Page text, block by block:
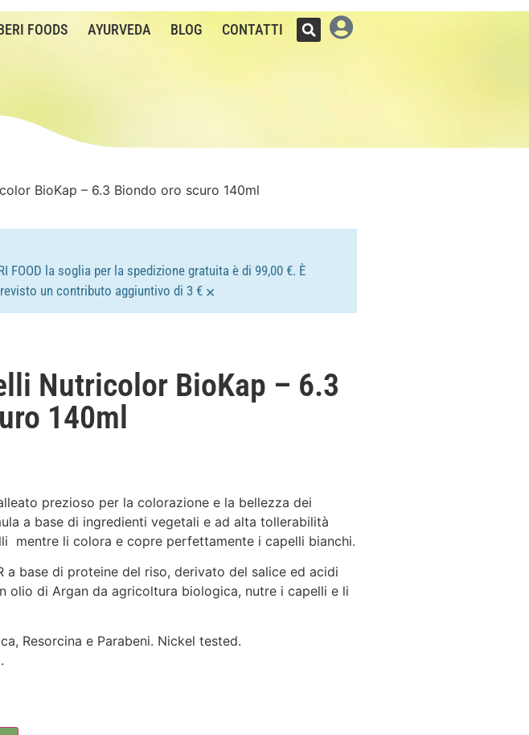
FOODS AYURVEDA BLOG CONTATTI
BioKap – 6.3 Biondo oro scuro 140ml
la soglia per la spedizione gratuita è di 99,00 €. È
un contributo aggiuntivo di 3 € ×
Nutricolor BioKap – 6.3
140ml
prezioso per la colorazione e la bellezza dei
a base di ingredienti vegetali e ad alta tollerabilità
mentre li colora e copre perfettamente i capelli bianchi.
a base di proteine del riso, derivato del salice ed acidi
olio di Argan da agricoltura biologica, nutre i capelli e li
Resorcina e Parabeni. Nickel tested.